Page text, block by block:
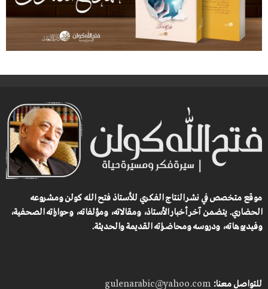
موقع متخصص في نشر النتاج الفكري للأستاذ فتح الله كولن ومشروعه
الحضاري. يتضمن آخر أخبار الأستاذ، ومقالاته، ومؤلفاته، وحواراته الصحفية،
وفيديوهاته، ودروسه ومحاضراته القديمة والحديثة.
للتواصل معنا:gulenarabic@yahoo.com